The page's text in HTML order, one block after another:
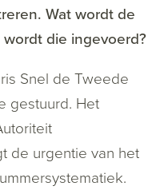
Wat wordt de
die ingevoerd?
Snel de Tweede
gestuurd. Het
de urgentie van het